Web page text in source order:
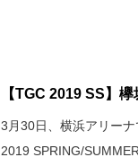
【TGC 2019 SS】
3月30日、横浜アリー
2019 SPRING/